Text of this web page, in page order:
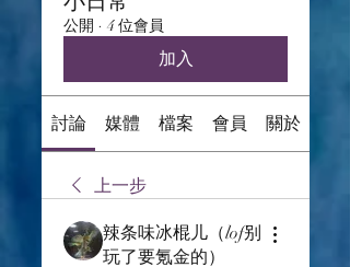
公開 · 4 位會員
加入
討論 媒體 檔案 會員 關於
上一步
辣条味冰棍儿（lof别
玩了要氪金的）